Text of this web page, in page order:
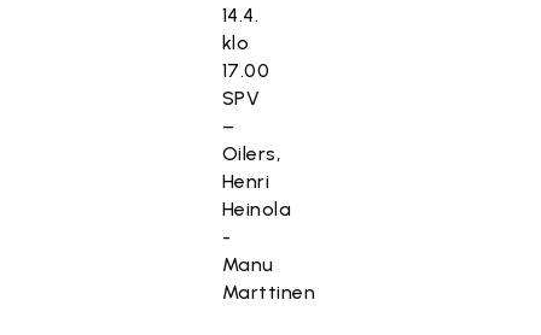
14.4.
klo
17.00
SPV
–
Oilers,
Henri
Heinola
-
Manu
Marttinen